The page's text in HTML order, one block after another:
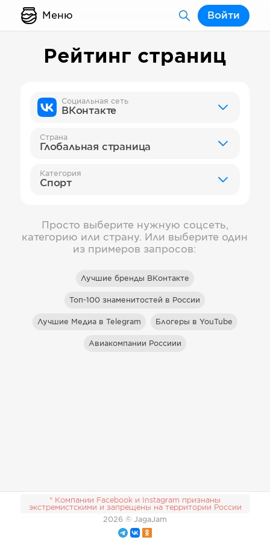
Меню Войти
Рейтинг страниц
Социальная сеть
ВКонтакте
Страна
Глобальная страница
Категория
Спорт
Просто выберите нужную соцсеть,
категорию или страну. Или выберите один
из примеров запросов:
Лучшие бренды ВКонтакте
Топ-100 знаменитостей в России
Лучшие Медиа в Telegram Блогеры в YouTube
Авиакомпании Россиии
* Компании Facebook и Instagram признаны
экстремистскими и запрещены на территории России
2026 © JagaJam